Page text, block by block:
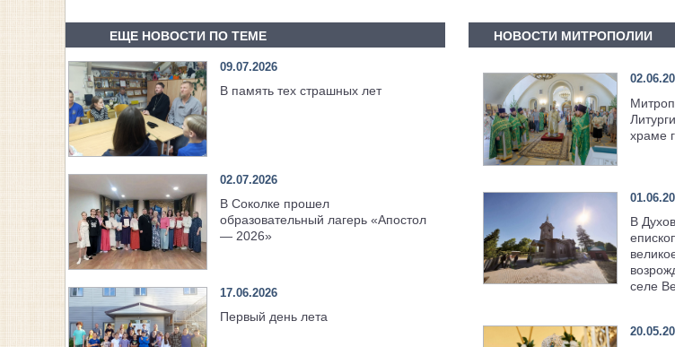
ЕЩЕ НОВОСТИ ПО ТЕМЕ
09.07.2026
В память тех страшных лет
02.07.2026
В Соколке прошел
образовательный лагерь «Апостол
— 2026»
17.06.2026
Первый день лета
НОВОСТИ МИТРОПОЛИИ
храме
В
селе